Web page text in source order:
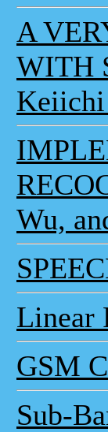
A
WITH
Keiichi
Wu,
Linear
GSM
Sub-